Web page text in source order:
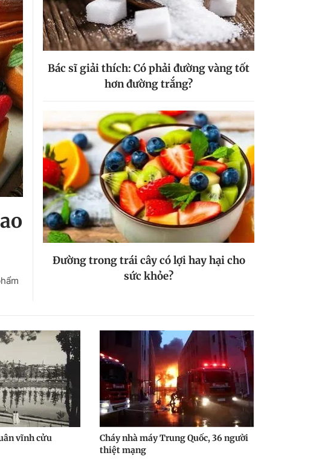
Bác sĩ giải thích: Có phải đường vàng tốt
hơn đường trắng?
Đường trong trái cây có lợi hay hại cho
sức khỏe?
vĩnh cửu
Cháy nhà máy Trung Quốc, 36 người
thiệt mạng